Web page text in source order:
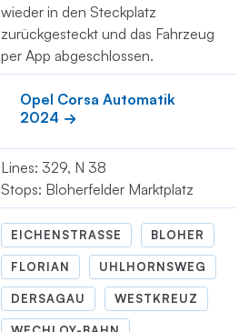
wieder in den Steckplatz
zurückgesteckt und das Fahrzeug
per App abgeschlossen.
Opel Corsa Automatik
2024
Lines: 329, N 38
Stops: Bloherfelder Marktplatz
EICHENSTRASSE BLOHER
FLORIAN UHLHORNSWEG
DERSAGAU WESTKREUZ